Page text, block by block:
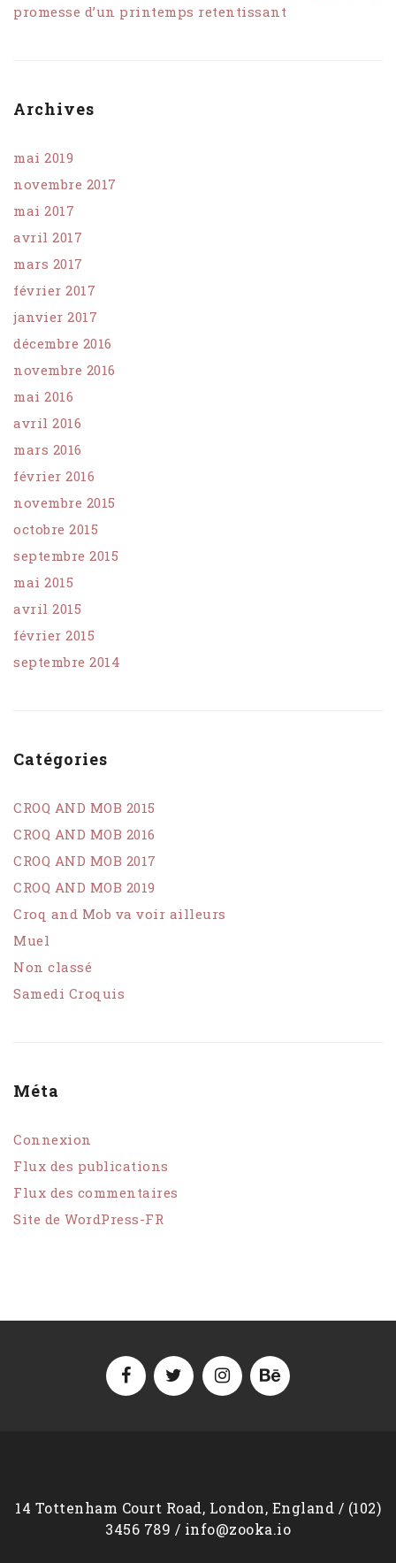
promesse d’un printemps retentissant
Archives
mai 2019
novembre 2017
mai 2017
avril 2017
mars 2017
février 2017
janvier 2017
décembre 2016
novembre 2016
mai 2016
avril 2016
mars 2016
février 2016
novembre 2015
octobre 2015
septembre 2015
mai 2015
avril 2015
février 2015
septembre 2014
Catégories
CROQ AND MOB 2015
CROQ AND MOB 2016
CROQ AND MOB 2017
CROQ AND MOB 2019
Croq and Mob va voir ailleurs
Muel
Non classé
Samedi Croquis
Méta
Connexion
Flux des publications
Flux des commentaires
Site de WordPress-FR
14 Tottenham Court Road, London, England / (102)
3456 789 / info@zooka.io